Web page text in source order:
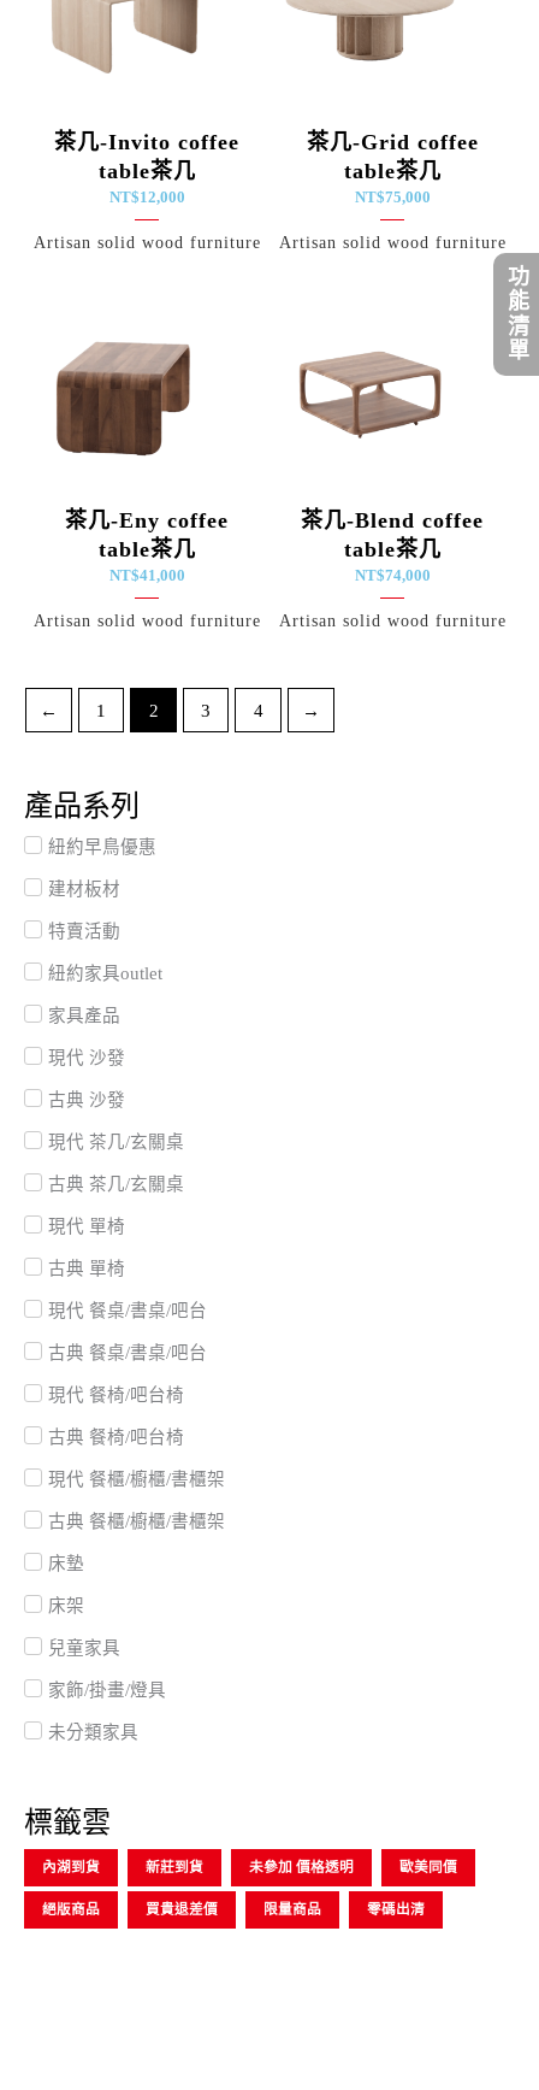
產品系列
紐約早鳥優惠
建材板材
特賣活動
紐約家具outlet
家具產品
現代 沙發
古典 沙發
現代 茶几/玄關桌
古典 茶几/玄關桌
現代 單椅
古典 單椅
現代 餐桌/書桌/吧台
古典 餐桌/書桌/吧台
現代 餐椅/吧台椅
古典 餐椅/吧台椅
現代 餐櫃/櫥櫃/書櫃架
古典 餐櫃/櫥櫃/書櫃架
床墊
床架
兒童家具
家飾/掛畫/燈具
未分類家具
標籤雲
內湖到貨 新莊到貨 未參加 價格透明 歐美同價
絕版商品 買貴退差價 限量商品 零碼出清
茶几-Invito coffee
table茶几
NT$12,000
Artisan solid wood furniture
茶几-Grid coffee
table茶几
NT$75,000
Artisan solid wood furniture
茶几-Eny coffee
table茶几
NT$41,000
Artisan solid wood furniture
茶几-Blend coffee
table茶几
NT$74,000
Artisan solid wood furniture
← 1 2 3 4 →
功能清單